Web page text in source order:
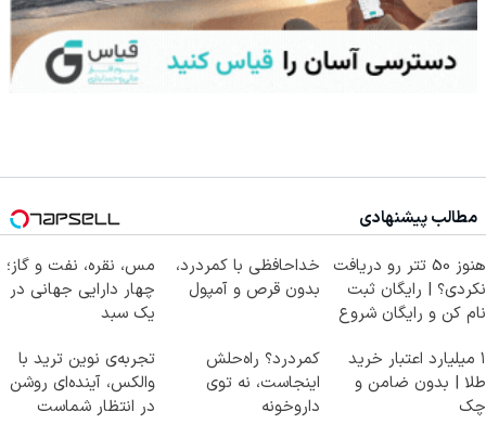
مطالب پیشنهادی
هنوز 50 تتر رو دریافت
نکردی؟ | رایگان ثبت
نام کن و رایگان شروع
خداحافظی با کمردرد،
بدون قرص و آمپول
مس، نقره، نفت و گاز؛
چهار دارایی جهانی در
یک سبد
۱ میلیارد اعتبار خرید
طلا | بدون ضامن و
چک
کمردرد؟ راه‌حلش
اینجاست، نه توی
داروخونه
تجربه‌ی نوین ترید با
والکس، آینده‌ای روشن
در انتظار شماست